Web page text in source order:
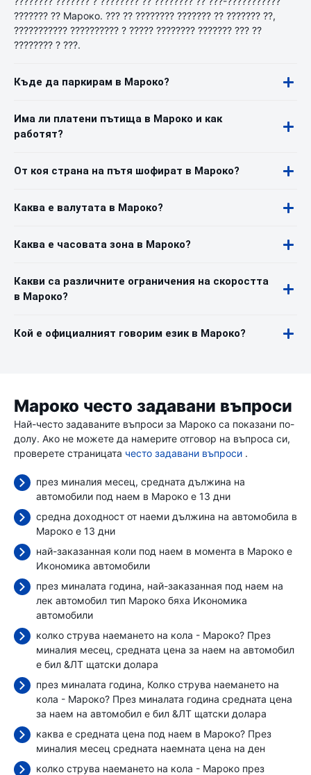
??????? ?? Мароко. ??? ?? ???????? ??????? ?? ??????? ??,
??????????? ?????????? ? ????? ???????? ??????? ??? ??
???????? ? ???.
Къде да паркирам в Мароко?
Има ли платени пътища в Мароко и как
работят?
От коя страна на пътя шофират в Мароко?
Каква е валутата в Мароко?
Каква е часовата зона в Мароко?
Какви са различните ограничения на скоростта
в Мароко?
Кой е официалният говорим език в Мароко?
Мароко често задавани въпроси
Най-често задаваните въпроси за Мароко са показани по-
долу. Ако не можете да намерите отговор на въпроса си,
проверете страницата често задавани въпроси .
през миналия месец, средната дължина на
автомобили под наем в Мароко е 13 дни
средна доходност от наеми дължина на автомобила в
Мароко е 13 дни
най-заказанная коли под наем в момента в Мароко е
Икономика автомобили
през миналата година, най-заказанная под наем на
лек автомобил тип Мароко бяха Икономика
автомобили
колко струва наемането на кола - Мароко? През
миналия месец, средната цена за наем на автомобил
е бил &ЛТ щатски долара
през миналата година, Колко струва наемането на
кола - Мароко? През миналата година средната цена
за наем на автомобил е бил &ЛТ щатски долара
каква е средната цена под наем в Мароко? През
миналия месец средната наемната цена на ден
колко струва наемането на кола - Мароко през